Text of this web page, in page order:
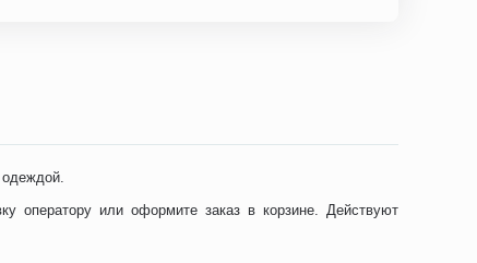
одеждой.
оператору или оформите заказ в корзине. Действуют